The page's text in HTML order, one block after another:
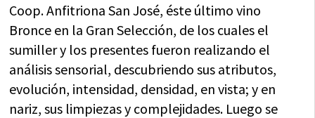
Coop. Anfitriona San José, éste último vino
Bronce en la Gran Selección, de los cuales el
sumiller y los presentes fueron realizando el
análisis sensorial, descubriendo sus atributos,
evolución, intensidad, densidad, en vista; y en
nariz, sus limpiezas y complejidades. Luego se